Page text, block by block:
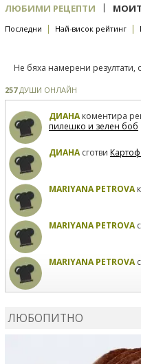
ЛЮБИМИ РЕЦЕПТИ |
Последни | Най-висок рейтинг |
Не бяха намерени резултати,
257ДУШИ ОНЛАЙН
ДИАНАкоментира
пилешко и зелен боб
ДИАНАсготви
MARIYANA PETROVA
MARIYANA PETROVA
MARIYANA PETROVA
ЛЮБОПИТНО